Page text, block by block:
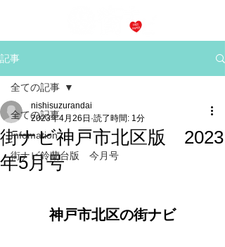
記事
全ての記事
Infomation
街ナビ鈴蘭台版 今月号
全ての記事
街ナビ神戸市北区版 2023
年5月号
nishisuzurandai
2023年4月26日 読了時間: 1分
神戸市北区の街ナビ